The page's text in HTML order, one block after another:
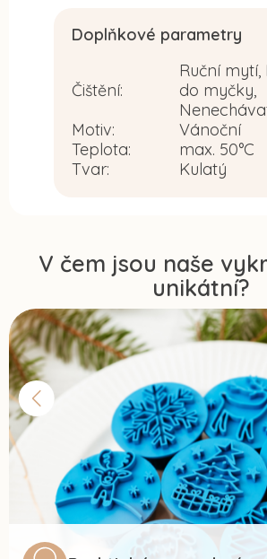
V čem jsou naše
unikátní?
Doplňkové parametry
Čištění:
Ruční
do myčky,
Motiv:
Vánoční
Teplota:
max. 50°C
Tvar: Kulatý